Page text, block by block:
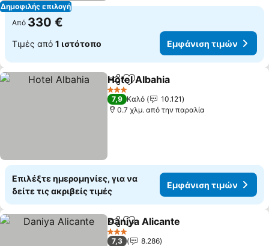
Δημοφιλής επιλογή
Από 330 €
Τιμές από 1 ιστότοπο Εμφάνιση τιμών
Κοινοποίηση
Προσθήκη στα αγαπημένα
Hotel Albahia
3 Αστέρια
7,9 Καλό
10.121
0.7 χλμ. από την παραλία
Επιλέξτε ημερομηνίες, για να
δείτε τις ακριβείς τιμές
Εμφάνιση τιμών
Κοινοποίηση
Προσθήκη στα αγαπημένα
Daniya Alicante
3 Αστέρια
7,3
8.286